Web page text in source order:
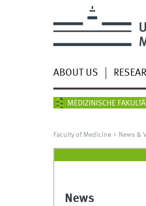
ABOUT US
MEDIZINISCHE
Faculty of Medicine News &
News